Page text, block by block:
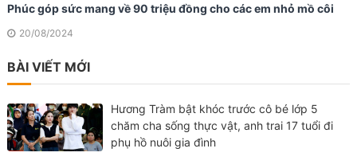
Phúc góp sức mang về 90 triệu đồng cho các em nhỏ mồ côi
20/08/2024
BÀI VIẾT MỚI
Hương Tràm bật khóc trước cô bé lớp 5
chăm cha sống thực vật, anh trai 17 tuổi đi
phụ hồ nuôi gia đình